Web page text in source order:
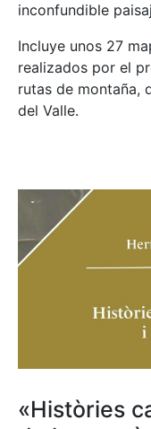
inconfundible
Incluye unos 27
realizados por el
rutas de montaña,
del Valle.
«Històries